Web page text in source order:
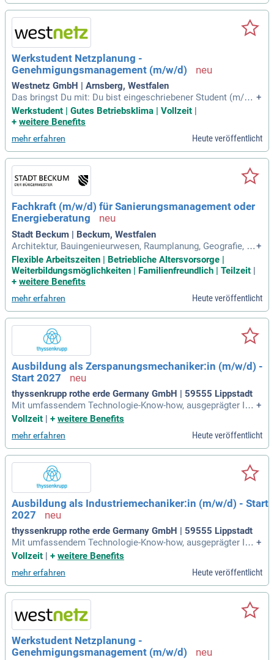
Werkstudent Netzplanung -
Genehmigungsmanagement (m/w/d)
Westnetz GmbH | Arnsberg, Westfalen
Das bringst Du mit: Du bist eingeschriebener Student (m/w/
d) der Immobilienwirtschaft, Vermessungstechnik, Wirtscha
fts- / Rechts- oder Ingenieurswissenschaften oder einer ver
ektor und hast Spaß
+
Werkstudent | Gutes Betriebsklima | Vollzeit
+ weitere Benefits
mehr erfahren Heute veröffentlicht
Fachkraft (m/w/d) für Sanierungsmanagement oder
Energieberatung
Stadt Beckum | Beckum, Westfalen
Architektur, Bauingenieurwesen, Raumplanung, Geografie, Kl
imaschutz, Umweltwissenschaften); Idealerweise Fort-, Aus-
und Weiterbildungen wie die BAFA Qualifikationsprüfung En
ergieberatung (Energie-Effizienz-Experte) oder Berufs- oder
+
Flexible Arbeitszeiten | Betriebliche Altersvorsorge |
Weiterbildungsmöglichkeiten | Familienfreundlich | Teilzeit |
+ weitere Benefits
mehr erfahren Heute veröffentlicht
Ausbildung als Zerspanungsmechaniker:in (m/w/d) -
Start 2027
thyssenkrupp rothe erde Germany GmbH | 59555 Lippstadt
Mit umfassendem Technologie-Know-how, ausgeprägter Ing
enieurskompetenz und hoher Innovationskraft entwickelt de
insbesondere in den Bereichen Klimaschutz und Energiewen
de, digitaler Transformation
+
Vollzeit | + weitere Benefits
mehr erfahren Heute veröffentlicht
Ausbildung als Industriemechaniker:in (m/w/d) - Start
2027
thyssenkrupp rothe erde Germany GmbH | 59555 Lippstadt
Mit umfassendem Technologie-Know-how, ausgeprägter Ing
enieurskompetenz und hoher Innovationskraft entwickelt de
insbesondere in den Bereichen Klimaschutz und Energiewen
de, digitaler Transformation
+
Vollzeit
+ weitere Benefits
mehr erfahren Heute veröffentlicht
Werkstudent Netzplanung -
Genehmigungsmanagement (m/w/d)